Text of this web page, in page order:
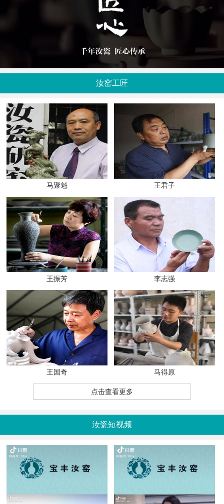
汝窑工匠
马聚魁 王君子
王振芳 李志强
王国奇 马得原
点击查看更多
汝瓷短视频